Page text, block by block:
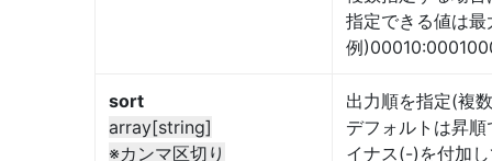
指定できる値は
例
sort
array[string]
※カンマ区切り
出力順を指定(複
デフォルトは昇
イナス(-)を付加